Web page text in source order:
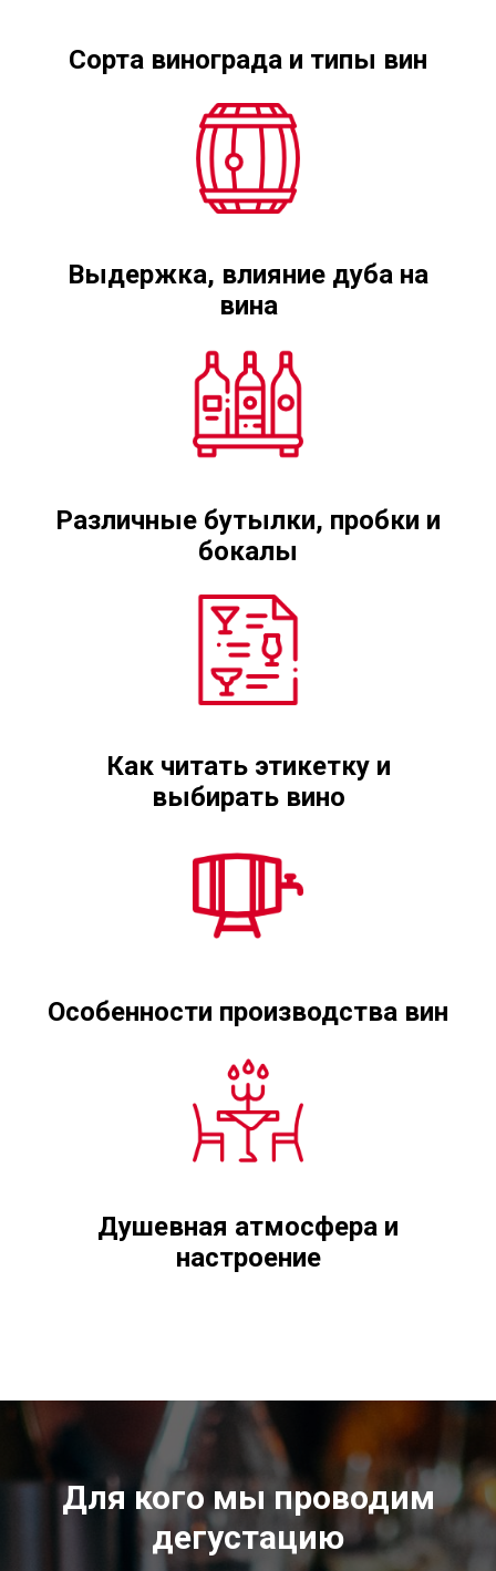
Сорта винограда и типы вин
Выдержка, влияние дуба на
вина
Различные бутылки, пробки и
бокалы
Как читать этикетку и
выбирать вино
Особенности производства вин
Душевная атмосфера и
настроение
Для кого мы проводим
дегустацию